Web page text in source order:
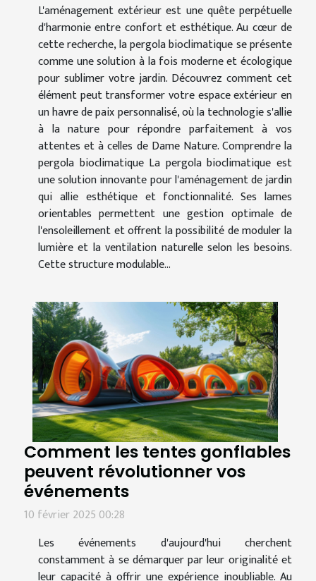
L'aménagement extérieur est une quête perpétuelle
d'harmonie entre confort et esthétique. Au cœur de
cette recherche, la pergola bioclimatique se présente
comme une solution à la fois moderne et écologique
pour sublimer votre jardin. Découvrez comment cet
élément peut transformer votre espace extérieur en
un havre de paix personnalisé, où la technologie s'allie
à la nature pour répondre parfaitement à vos
attentes et à celles de Dame Nature. Comprendre la
pergola bioclimatique La pergola bioclimatique est
une solution innovante pour l'aménagement de jardin
qui allie esthétique et fonctionnalité. Ses lames
orientables permettent une gestion optimale de
l'ensoleillement et offrent la possibilité de moduler la
lumière et la ventilation naturelle selon les besoins.
Cette structure modulable...
Comment les tentes gonflables
peuvent révolutionner vos
événements
10 février 2025 00:28
Les événements d'aujourd'hui cherchent
constamment à se démarquer par leur originalité et
leur capacité à offrir une expérience inoubliable. Au